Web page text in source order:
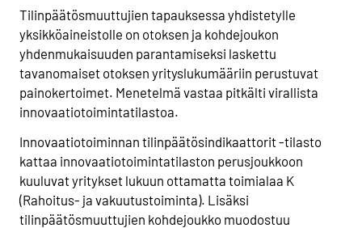
Tilinpäätösmuuttujien tapauksessa yhdistetylle
yksikköaineistolle on otoksen ja kohdejoukon
yhdenmukaisuuden parantamiseksi laskettu
tavanomaiset otoksen yrityslukumääriin perustuvat
painokertoimet. Menetelmä vastaa pitkälti virallista
innovaatiotoimintatilastoa.
Innovaatiotoiminnan tilinpäätösindikaattorit -tilasto
kattaa innovaatiotoimintatilaston perusjoukkoon
kuuluvat yritykset lukuun ottamatta toimialaa K
(Rahoitus- ja vakuutustoiminta). Lisäksi
tilinpäätösmuuttujien kohdejoukko muodostuu